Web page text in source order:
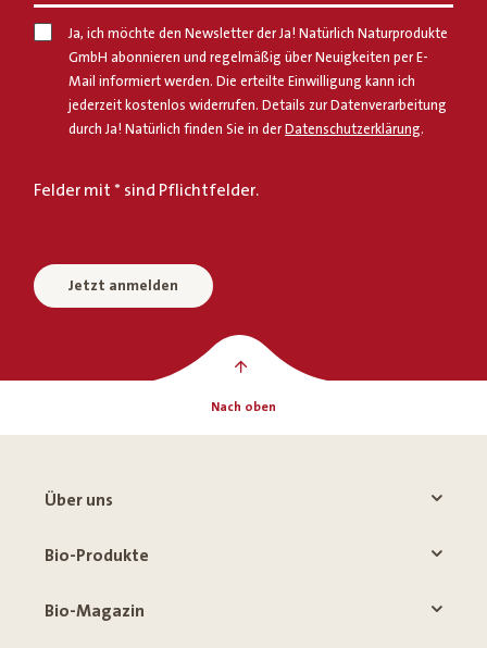
Ja, ich möchte den Newsletter der Ja! Natürlich Naturprodukte
GmbH abonnieren und regelmäßig über Neuigkeiten per E-
Mail informiert werden. Die erteilte Einwilligung kann ich
jederzeit kostenlos widerrufen. Details zur Datenverarbeitung
durch Ja! Natürlich finden Sie in derDatenschutzerklärung.
Felder mit * sind Pflichtfelder.
Jetzt anmelden
Nach oben
Über uns
Bio-Produkte
Bio-Magazin